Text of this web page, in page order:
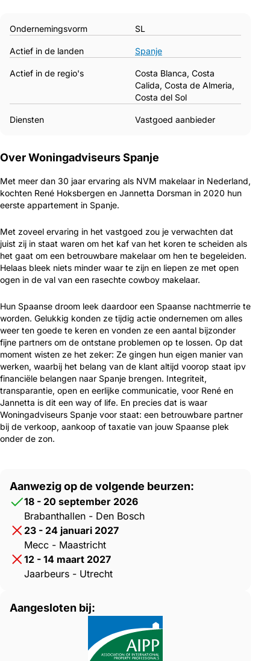
Ondernemingsvorm SL
Actief in de landen Spanje
Actief in de regio's
Costa Blanca, Costa
Calida, Costa de Almeria,
Costa del Sol
Diensten Vastgoed aanbieder
Over Woningadviseurs Spanje
Met meer dan 30 jaar ervaring als NVM makelaar in Nederland,
kochten René Hoksbergen en Jannetta Dorsman in 2020 hun
eerste appartement in Spanje.
Met zoveel ervaring in het vastgoed zou je verwachten dat
juist zij in staat waren om het kaf van het koren te scheiden als
het gaat om een betrouwbare makelaar om hen te begeleiden.
Helaas bleek niets minder waar te zijn en liepen ze met open
ogen in de val van een rasechte cowboy makelaar.
Hun Spaanse droom leek daardoor een Spaanse nachtmerrie te
worden. Gelukkig konden ze tijdig actie ondernemen om alles
weer ten goede te keren en vonden ze een aantal bijzonder
fijne partners om de ontstane problemen op te lossen. Op dat
moment wisten ze het zeker: Ze gingen hun eigen manier van
werken, waarbij het belang van de klant altijd voorop staat ipv
financiële belangen naar Spanje brengen. Integriteit,
transparantie, open en eerlijke communicatie, voor René en
Jannetta is dit een way of life. En precies dat is waar
Woningadviseurs Spanje voor staat: een betrouwbare partner
bij de verkoop, aankoop of taxatie van jouw Spaanse plek
onder de zon.
Aanwezig op de volgende beurzen:
18 - 20 september 2026
Brabanthallen - Den Bosch
23 - 24 januari 2027
Mecc - Maastricht
12 - 14 maart 2027
Jaarbeurs - Utrecht
Aangesloten bij: